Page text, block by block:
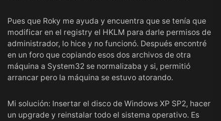
Pues que Roky me ayuda y encuentra que se tenía que
modificar en el registry el HKLM para darle permisos de
administrador, lo hice y no funcionó. Después encontré
en un foro que copiando esos dos archivos de otra
máquina a System32 se normalizaba y si, permitió
arrancar pero la máquina se estuvo atorando.
Mi solución: Insertar el disco de Windows XP SP2, hacer
un upgrade y reinstalar todo el sistema operativo. Es